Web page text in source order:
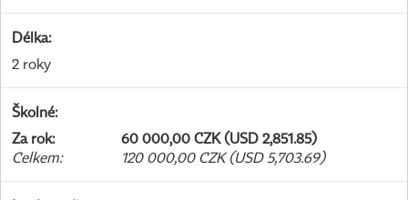
Délka:
2 roky
Školné:
Za rok:
60 000,00 CZK (USD 2,851.85)
Celkem: 120 000,00 CZK (USD 5,703.69)